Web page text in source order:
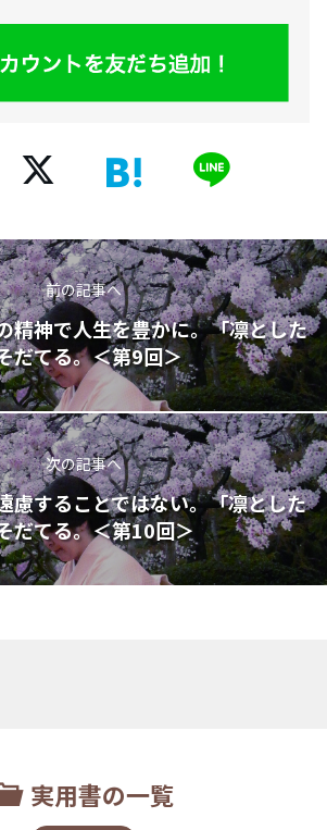
前の記事へ
精神で人生を豊かに。「凛とした
だてる。＜第9回＞
次の記事へ
慮することではない。「凛とした
だてる。＜第10回＞
実用書の一覧